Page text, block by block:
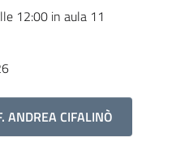
12:00 in aula 11
ANDREA CIFALINÒ